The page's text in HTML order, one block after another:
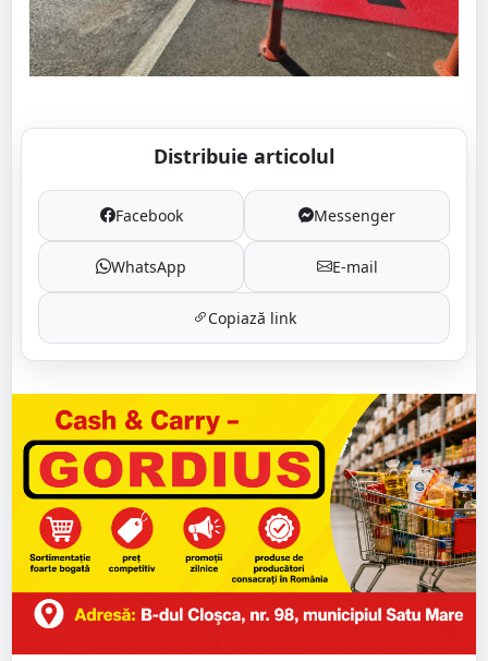
Distribuie articolul
Facebook Messenger
WhatsApp E-mail
Copiază link